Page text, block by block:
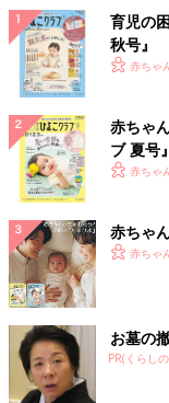
育児の
秋号』
いっぱ
赤ちゃ
赤ちゃ
ブ 夏号
く！ お
赤ちゃ
赤ちゃ
赤ちゃ
お墓の
PR(くらし